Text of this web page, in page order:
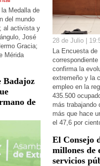
la Medalla de
del mundo
al activista y
José
Gracia;
Mérida
Badajoz
de
28 de Julio |
La Encuesta
confirma la
extremeño y la
empleo en la
435.500
más trabajando
más que hace
el 47,6 por
El Consejo
millones de
servicios